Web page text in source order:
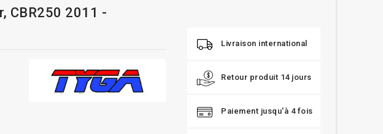
CBR250 2011 -
Livraison international
Retour produit 14 jours
Paiement jusqu'à 4 fois